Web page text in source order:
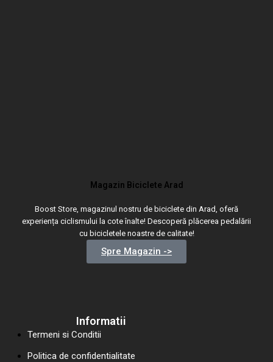
Magazin Biciclete Arad
Boost Store, magazinul nostru de biciclete din Arad, oferă
experiența ciclismului la cote înalte! Descoperă plăcerea pedalării
cu bicicletele noastre de calitate!
Spre Magazin ->
Informatii
Termeni si Conditii
Politica de confidentialitate